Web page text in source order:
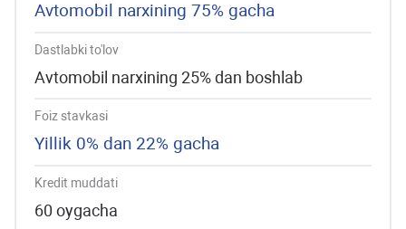
Avtomobil narxining 75% gacha
Dastlabki to'lov
Avtomobil narxining 25% dan boshlab
Foiz stavkasi
Yillik 0% dan 22% gacha
Kredit muddati
60 oygacha